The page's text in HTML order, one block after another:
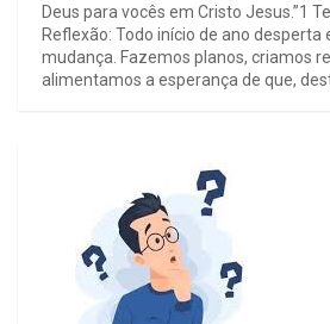
Deus para vocês em Cristo Jesus.”1
Reflexão: Todo início de ano desperta
mudança. Fazemos planos, criamos
alimentamos a esperança de que,